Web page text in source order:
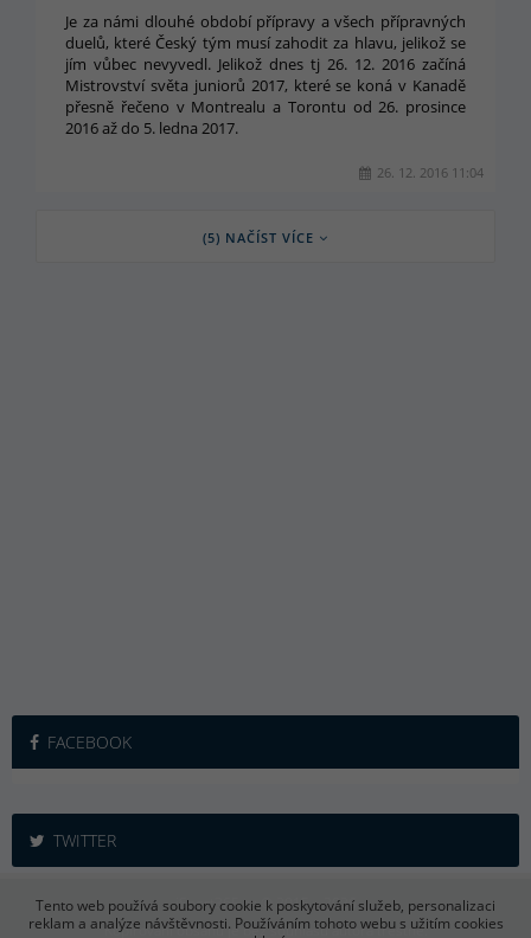
Je za námi dlouhé období přípravy a všech přípravných
duelů, které Český tým musí zahodit za hlavu, jelikož se
jím vůbec nevyvedl. Jelikož dnes tj 26. 12. 2016 začíná
Mistrovství světa juniorů 2017, které se koná v Kanadě
přesně řečeno v Montrealu a Torontu od 26. prosince
2016 až do 5. ledna 2017.
26. 12. 2016 11:04
(5) NAČÍST VÍCE
FACEBOOK
TWITTER
iSport365.cz © 2015 – 2026
Kopírování obsahu je bez souhlasu autora trestné.
Tento web používá soubory cookie k poskytování služeb, personalizaci
reklam a analýze návštěvnosti. Používáním tohoto webu s užitím cookies